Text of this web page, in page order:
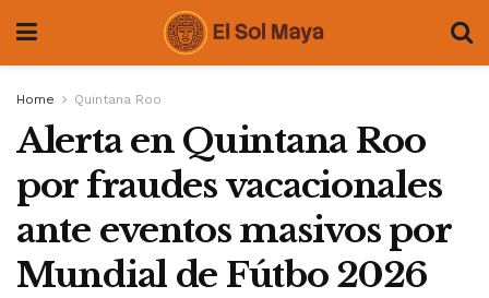
Home Quintana Roo
Alerta en Quintana Roo
por fraudes vacacionales
ante eventos masivos por
Mundial de Fútbo 2026